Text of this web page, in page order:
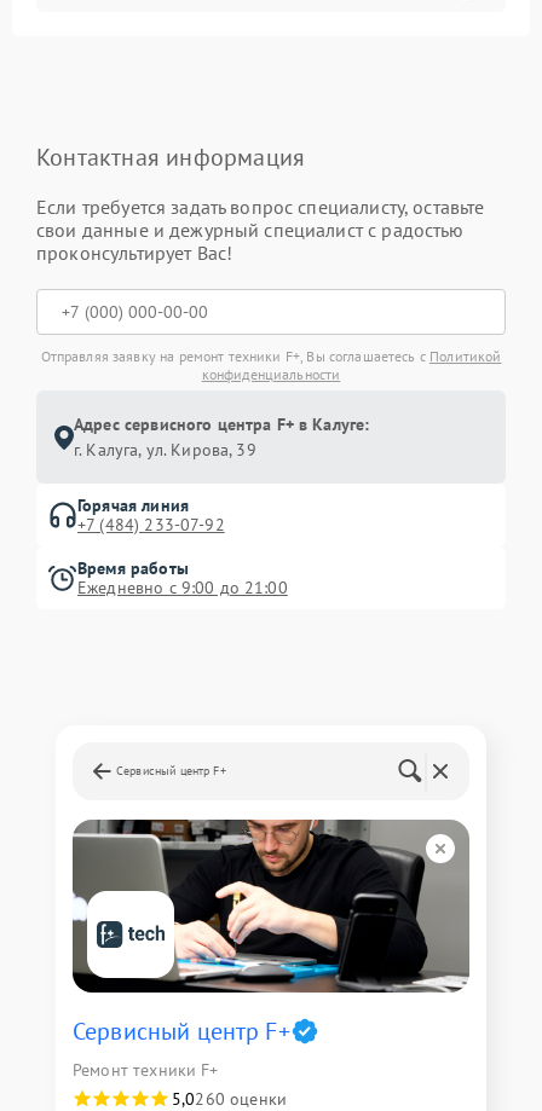
Контактная информация
Если требуется задать вопрос специалисту, оставьте
свои данные и дежурный специалист с радостью
проконсультирует Вас!
Отправляя заявку на ремонт техники F+, Вы соглашаетесь с Политикой
конфиденциальности
Адрес сервисного центра F+ в Калуге:
г. Калуга, ул. Кирова, 39
Горячая линия
+7 (484) 233-07-92
Время работы
Ежедневно с 9:00 до 21:00
Сервисный центр F+
Сервисный центр F+
Ремонт техники F+
5,0260 оценки